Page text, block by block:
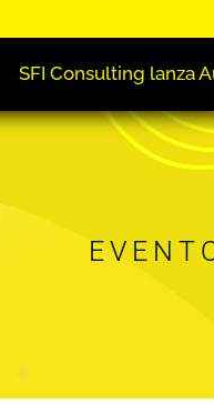
en Alaquàs tras